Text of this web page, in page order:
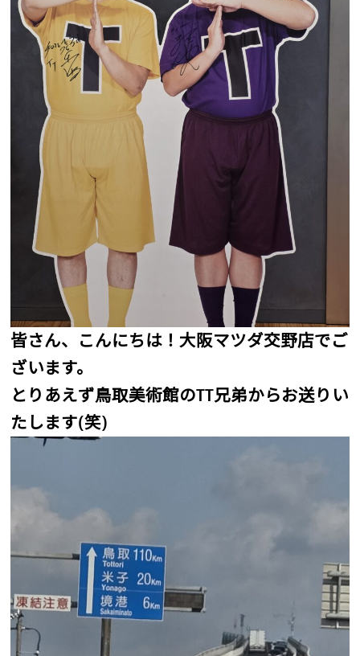
皆さん、こんにちは！大阪マツダ交野店でご
ざいます。
とりあえず鳥取美術館のTT兄弟からお送りい
たします(笑)